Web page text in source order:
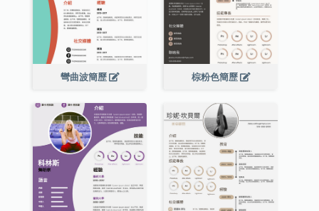
彎曲波簡歷 棕粉色簡歷